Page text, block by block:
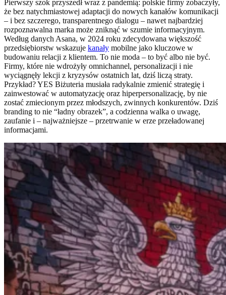
Pierwszy szok przyszedł wraz z pandemią: polskie firmy zobaczyły,
że bez natychmiastowej adaptacji do nowych kanałów komunikacji
– i bez szczerego, transparentnego dialogu – nawet najbardziej
rozpoznawalna marka może zniknąć w szumie informacyjnym.
Według danych Asana, w 2024 roku zdecydowana większość
przedsiębiorstw wskazuje kanały mobilne jako kluczowe w
budowaniu relacji z klientem. To nie moda – to być albo nie być.
Firmy, które nie wdrożyły omnichannel, personalizacji i nie
wyciągnęły lekcji z kryzysów ostatnich lat, dziś liczą straty.
Przykład? YES Biżuteria musiała radykalnie zmienić strategię i
zainwestować w automatyzację oraz hiperpersonalizację, by nie
zostać zmiecionym przez młodszych, zwinnych konkurentów. Dziś
branding to nie “ładny obrazek”, a codzienna walka o uwagę,
zaufanie i – najważniejsze – przetrwanie w erze przeładowanej
informacjami.